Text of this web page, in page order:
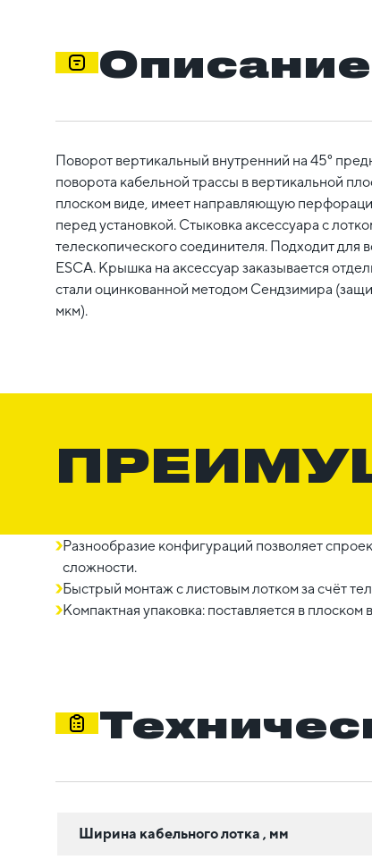
Описание
Поворот вертикальный внутренний на 45°
поворота кабельной трассы в вертикальной
плоском виде, имеет направляющую
перед установкой. Стыковка аксессуара с
телескопического соединителя. Подходит для
ESCA. Крышка на аксессуар заказывается
стали оцинкованной методом Сендзимира
мкм).
Разнообразие конфигураций позволяет
сложности.
Быстрый монтаж с листовым лотком за счёт
Компактная упаковка: поставляется в плоском
Ширина кабельного лотка , мм